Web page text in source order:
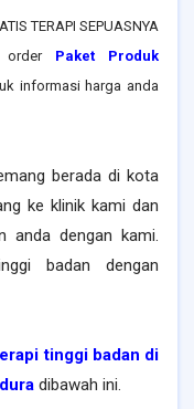
TERAPI SEPUASNYA
order Paket Produk
informasi harga anda
berada di kota
ke klinik kami dan
anda dengan kami.
badan dengan
tinggi badan di
dibawah ini.